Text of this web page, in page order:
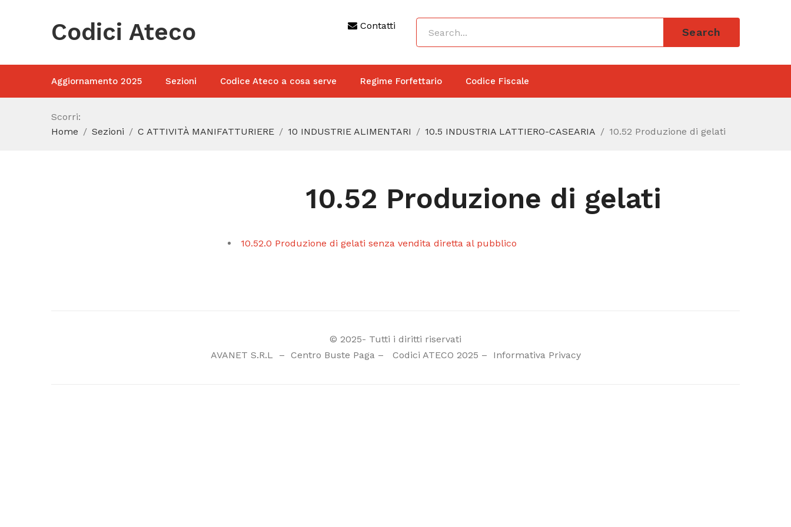
Codici Ateco Contatti
Search
Aggiornamento 2025 Sezioni Codice Ateco a cosa serve Regime Forfettario Codice Fiscale
Scorri:
Home
Sezioni C ATTIVITÀ MANIFATTURIERE 10 INDUSTRIE ALIMENTARI 10.5 INDUSTRIA LATTIERO-CASEARIA 10.52 Produzione di gelati
10.52 Produzione di gelati
10.52.0 Produzione di gelati senza vendita diretta al pubblico
© 2025- Tutti i diritti riservati
AVANET S.R.L
– Centro Buste Paga– Codici ATECO 2025 – Informativa Privacy